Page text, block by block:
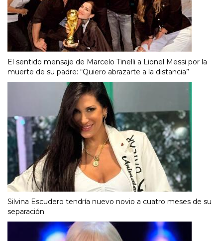
El sentido mensaje de Marcelo Tinelli a Lionel Messi por la
muerte de su padre: “Quiero abrazarte a la distancia”
Silvina Escudero tendría nuevo novio a cuatro meses de su
separación